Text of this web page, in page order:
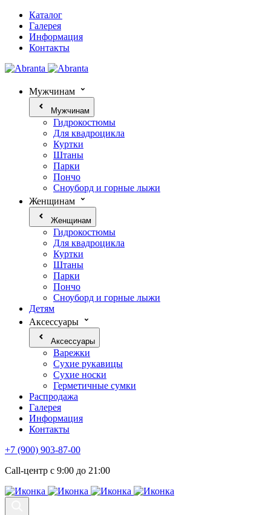
Каталог
Галерея
Информация
Контакты
Мужчинам
Мужчинам
Гидрокостюмы
Для квадроцикла
Куртки
Штаны
Парки
Пончо
Сноуборд и горные лыжи
Женщинам
Женщинам
Гидрокостюмы
Для квадроцикла
Куртки
Штаны
Парки
Пончо
Сноуборд и горные лыжи
Детям
Аксессуары
Аксессуары
Варежки
Сухие рукавицы
Сухие носки
Герметичные сумки
Распродажа
Галерея
Информация
Контакты
+7 (900) 903-87-00
Call-центр с 9:00 до 21:00